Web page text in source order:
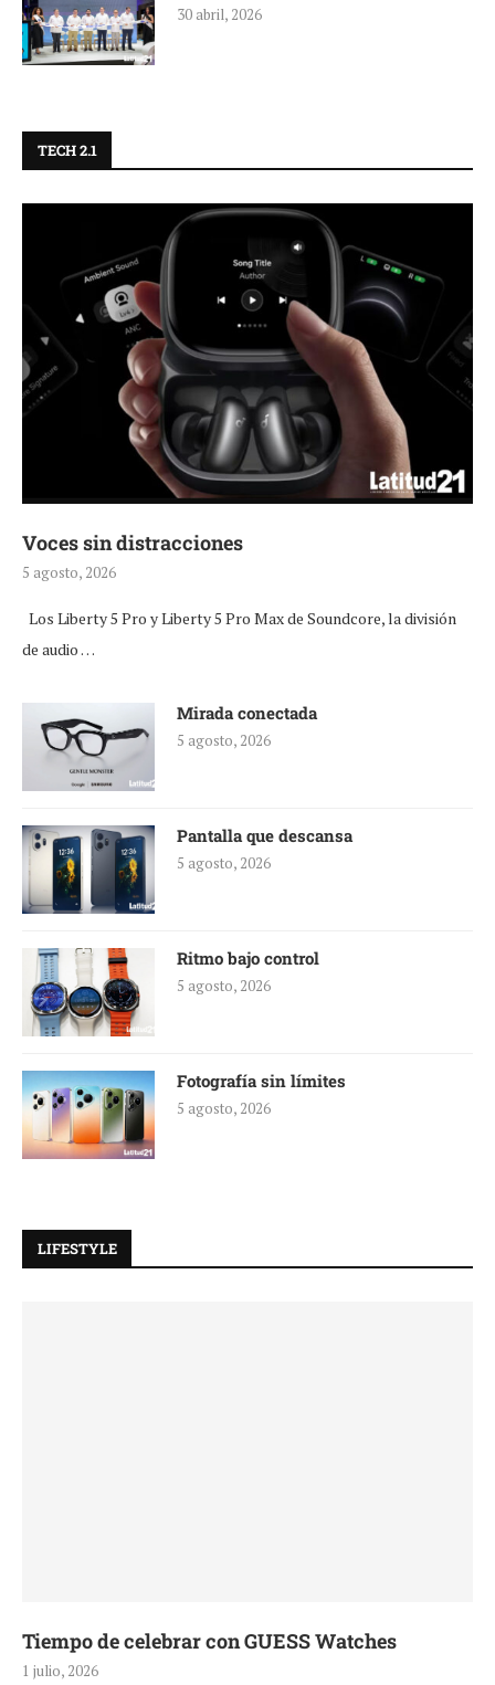
30 abril, 2026
TECH 2.1
Voces sin distracciones
5 agosto, 2026
Los Liberty 5 Pro y Liberty 5 Pro Max de Soundcore, la división
de audio …
Mirada conectada
5 agosto, 2026
Pantalla que descansa
5 agosto, 2026
Ritmo bajo control
5 agosto, 2026
Fotografía sin límites
5 agosto, 2026
LIFESTYLE
Tiempo de celebrar con GUESS Watches
1 julio, 2026